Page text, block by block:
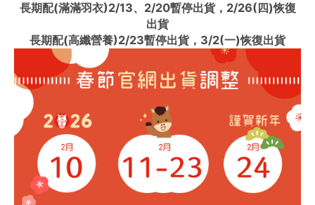
長期配(滿滿羽衣)2/13、2/20暫停出貨，2/26(四)恢復
出貨
長期配(高纖營養)2/23暫停出貨，3/2(一)恢復出貨